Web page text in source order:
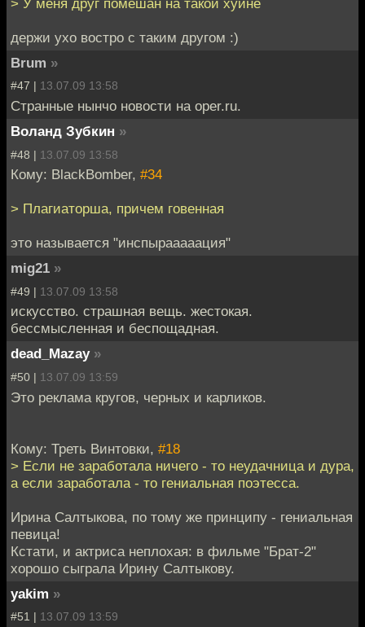
> У меня друг помешан на такой хуйне
держи ухо востро с таким другом :)
Brum »
#47 | 13.07.09 13:58
Странные нынчо новости на oper.ru.
Воланд Зубкин »
#48 | 13.07.09 13:58
Кому: BlackBomber, #34
> Плагиаторша, причем говенная
это называется "инспырааааация"
mig21 »
#49 | 13.07.09 13:58
искусство. страшная вещь. жестокая.
бессмысленная и беспощадная.
dead_Mazay »
#50 | 13.07.09 13:59
Это реклама кругов, черных и карликов.
Кому: Треть Винтовки, #18
> Если не заработала ничего - то неудачница и дура,
а если заработала - то гениальная поэтесса.
Ирина Салтыкова, по тому же принципу - гениальная
певица!
Кстати, и актриса неплохая: в фильме "Брат-2"
хорошо сыграла Ирину Салтыкову.
yakim »
#51 | 13.07.09 13:59